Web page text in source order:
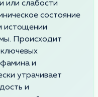
или слабости
состояние
истощении
Происходит
и
утрачивает
и